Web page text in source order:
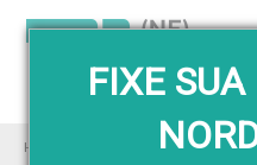
FIXE
Home